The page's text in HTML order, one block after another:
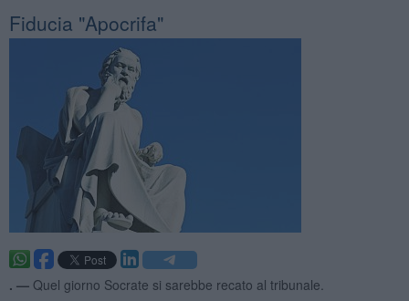
Fiducia "Apocrifa"
. — Quel giorno Socrate si sarebbe recato al tribunale.